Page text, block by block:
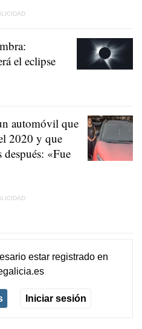
el eclipse
automóvil que
2020 y que
«Fue
estar registradoen
Iniciar sesión